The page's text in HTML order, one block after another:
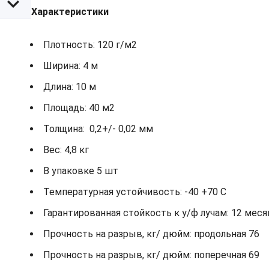
Характеристики
Плотность: 120 г/м2
Ширина: 4 м
Длина: 10 м
Площадь: 40 м2
Толщина: 0,2+/- 0,02 мм
Вес: 4,8 кг
В упаковке 5 шт
Температурная устойчивость: -40 +70 С
Гарантированная стойкость к у/ф лучам: 12
Прочность на разрыв, кг/ дюйм: продольная 76
Прочность на разрыв, кг/ дюйм: поперечная 69